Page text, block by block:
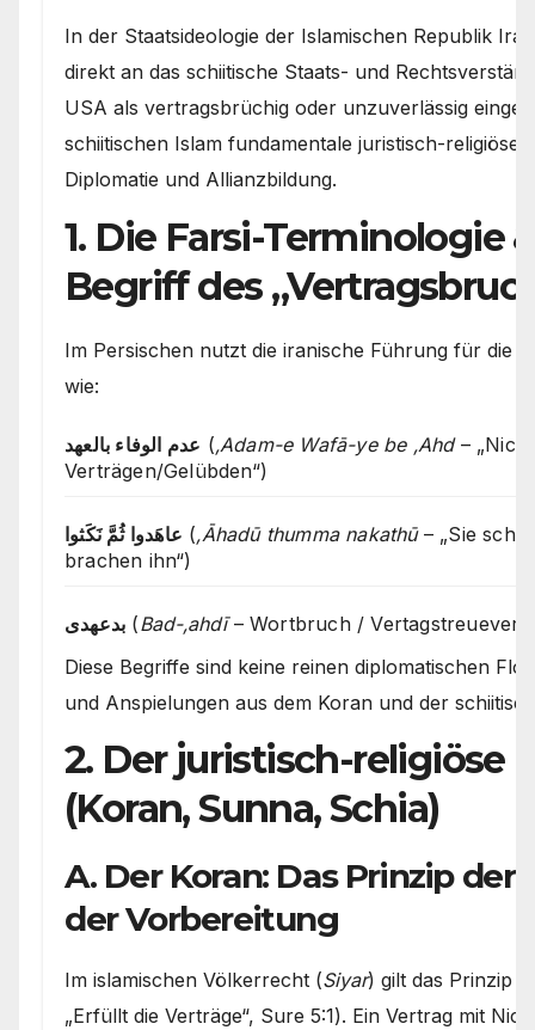
In der Staatsideologie der Islamischen Republik
direkt an das schiitische Staats- und
USA als vertragsbrüchig oder unzuverlässig
schiitischen Islam fundamentale juristisch-religiöse
Diplomatie und Allianzbildung.
1. Die Farsi-Terminologie
Begriff des
Im Persischen nutzt die iranische Führung für die
wie:
عدم الوفاء بالعهد (‚Adam-e Wafā-ye be ‚Ahd–
Verträgen/Gelübden“)
عاهَدوا ثُمَّ نَكَثوا (‚Āhadū thumma nakathū– „Sie
brachen ihn“)
بدعهدی (Bad-‚ahdī– Wortbruch /
Diese Begriffe sind keine reinen diplomatischen
und Anspielungen aus dem Koran und der
2. Der juristisch-religiöse
(Koran, Sunna, Schia)
A. Der Koran: Das Prinzip
der Vorbereitung
Im islamischen Völkerrecht (Siyar) gilt das Prinzip
„Erfüllt die Verträge“, Sure 5:1). Ein Vertrag mit